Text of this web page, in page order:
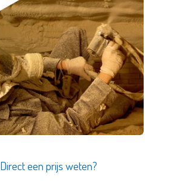
Direct een prijs weten?